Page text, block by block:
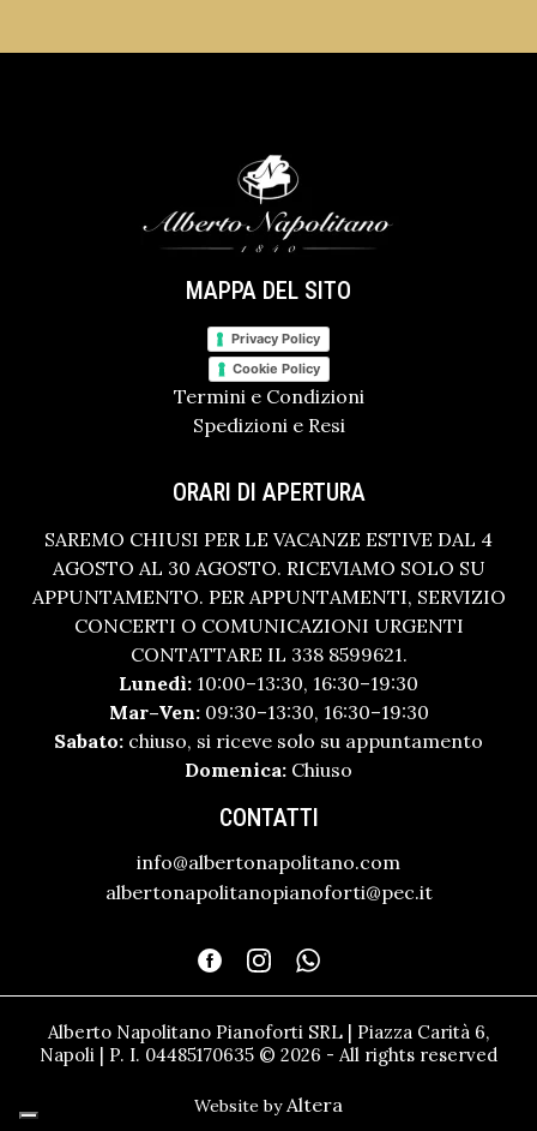
MAPPA DEL SITO
Privacy Policy
Cookie Policy
Termini e Condizioni
Spedizioni e Resi
ORARI DI APERTURA
SAREMO CHIUSI PER LE VACANZE ESTIVE DAL 4
AGOSTO AL 30 AGOSTO. RICEVIAMO SOLO SU
APPUNTAMENTO. PER APPUNTAMENTI, SERVIZIO
CONCERTI O COMUNICAZIONI URGENTI
CONTATTARE IL 338 8599621.
Lunedì: 10:00–13:30, 16:30–19:30
Mar–Ven:09:30–13:30, 16:30–19:30
Sabato: chiuso, si riceve solo su appuntamento
Domenica: Chiuso
CONTATTI
info@albertonapolitano.com
albertonapolitanopianoforti@pec.it
Alberto Napolitano Pianoforti SRL | Piazza Carità 6,
Napoli | P. I. 04485170635 © 2026 - All rights reserved
Website by Altera